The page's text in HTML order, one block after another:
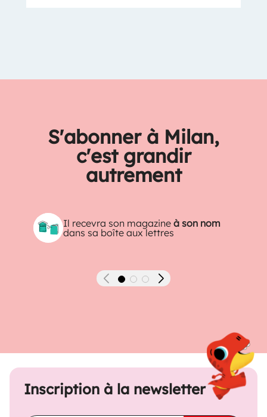
S'abonner à Milan,
c'est grandir
autrement
Il recevra son magazineà son nom
dans sa boîte aux lettres
Précédent Suivant
Inscription à la newsletter